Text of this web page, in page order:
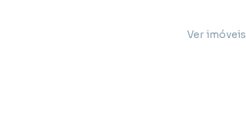
Ver imóveis